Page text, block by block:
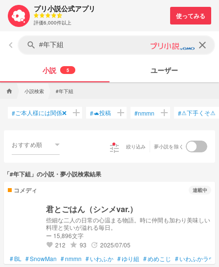
プリ小説公式アプリ
評価6,000件以上
keyboard_arrow_left search clear
小説 5 ユーザー
home 小説検索 #年下組
#ご本人様には関係❌ add #🐢投稿 add #nmmn add #⚠下手くそ⚠
おすすめ順 tune 絞り込み 夢小説を除く
「#年下組」の小説・夢小説検索結果
コメディ
連載中
君とごはん（シンメvar.）
些細な二人の日常の心温まる物語。時に仲間も加わり美味しい
料理と笑いが溢れる毎日。
ー 15,896文字
favorite 212 grade 93 update 2025/07/05
#BL #SnowMan #nmmn #いわふか #ゆり組 #めめこじ #いわふかラウ